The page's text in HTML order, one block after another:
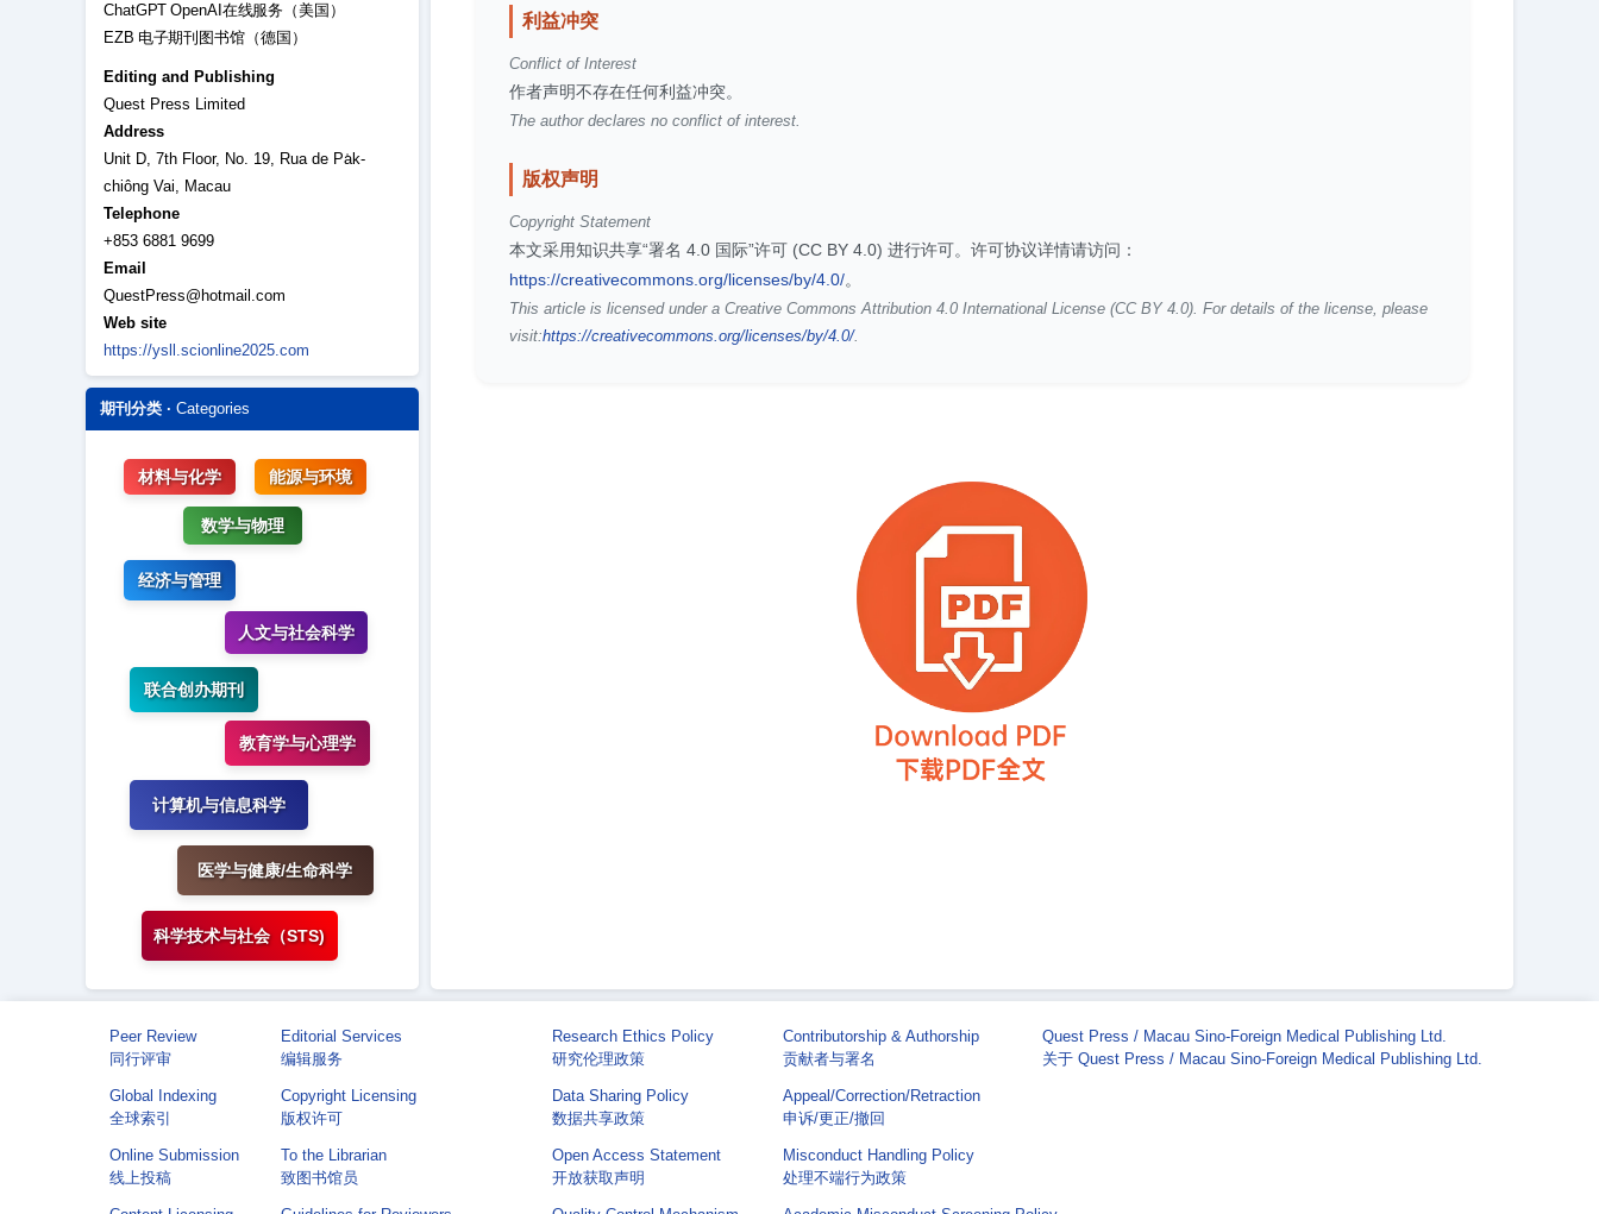
ChatGPT OpenAI在线服务（美国）
EZB 电子期刊图书馆（德国）
Editing and Publishing
Quest Press Limited
Address
Unit D, 7th Floor, No. 19, Rua de Pa̍k-
chiông Vai, Macau
Telephone
+853 6881 9699
Email
QuestPress@hotmail.com
Web site
https://ysll.scionline2025.com
期刊分类 · Categories
材料与化学 能源与环境
数学与物理
经济与管理
人文与社会科学
联合创办期刊
教育学与心理学
计算机与信息科学
医学与健康/生命科学
科学技术与社会（STS)
利益冲突
Conflict of Interest
作者声明不存在任何利益冲突。
The author declares no conflict of interest.
版权声明
Copyright Statement
本文采用知识共享“署名 4.0 国际”许可 (CC BY 4.0) 进行许可。许可协议详情请访问：
https://creativecommons.org/licenses/by/4.0/。
This article is licensed under a Creative Commons Attribution 4.0 International License (CC BY 4.0). For details of the license, please
visit:https://creativecommons.org/licenses/by/4.0/.
Peer Review
同行评审
Editorial Services
编辑服务
Research Ethics Policy
研究伦理政策
Contributorship & Authorship
贡献者与署名
Quest Press / Macau Sino-Foreign Medical Publishing Ltd.
关于 Quest Press / Macau Sino-Foreign Medical Publishing Ltd.
Global Indexing
全球索引
Copyright Licensing
版权许可
Data Sharing Policy
数据共享政策
Appeal/Correction/Retraction
申诉/更正/撤回
Online Submission
线上投稿
To the Librarian
致图书馆员
Open Access Statement
开放获取声明
Misconduct Handling Policy
处理不端行为政策